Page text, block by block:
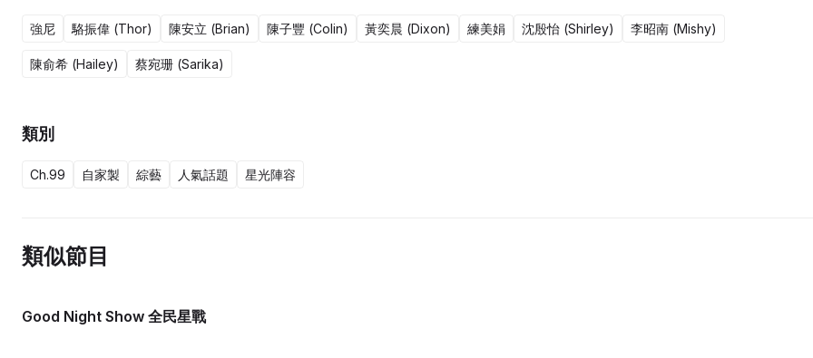
強尼 駱振偉 (Thor) 陳安立 (Brian) 陳子豐 (Colin) 黃奕晨 (Dixon) 練美娟 沈殷怡 (Shirley) 李昭南 (Mishy)
陳俞希 (Hailey) 蔡宛珊 (Sarika)
類別
Ch.99 自家製 綜藝 人氣話題 星光陣容
類似節目
Good Night Show 全民星戰